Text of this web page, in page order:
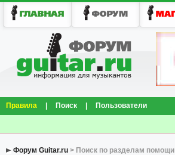
Правила Поиск Пользователи
Форум Guitar.ru > Поиск по разделам помощи